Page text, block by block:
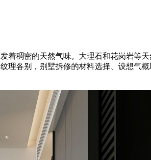
稠密的天然气味。大理石和花岗岩等
理各别，别墅拆修的材料选择、设想气